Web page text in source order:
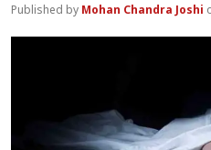
Mohan Chandra Joshi